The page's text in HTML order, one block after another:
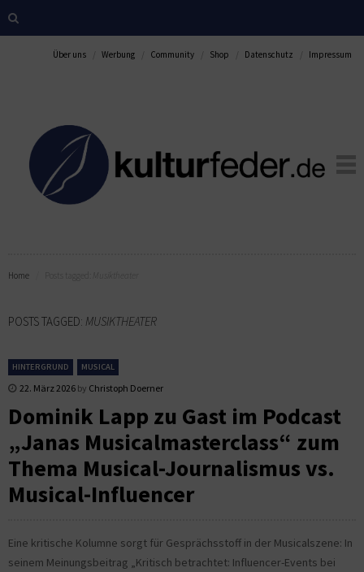
Über uns Werbung Community Shop Datenschutz Impressum
Home
POSTS TAGGED: MUSIKTHEATER
HINTERGRUND MUSICAL
22. März 2026 by Christoph Doerner
Dominik Lapp zu Gast im Podcast
„Janas Musicalmasterclass“ zum
Thema Musical-Journalismus vs.
Musical-Influencer
Eine kritische Kolumne sorgt für Gesprächsstoff in der Musicalszene: In
seinem Meinungsbeitrag „Kritisch betrachtet: Influencer-Events bei